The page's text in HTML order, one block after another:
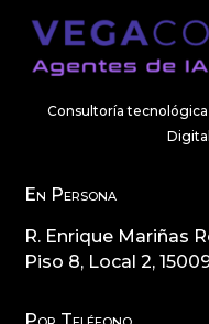
Consultoría
En Persona
R. Enrique Mariñas
Piso 8, Local 2,